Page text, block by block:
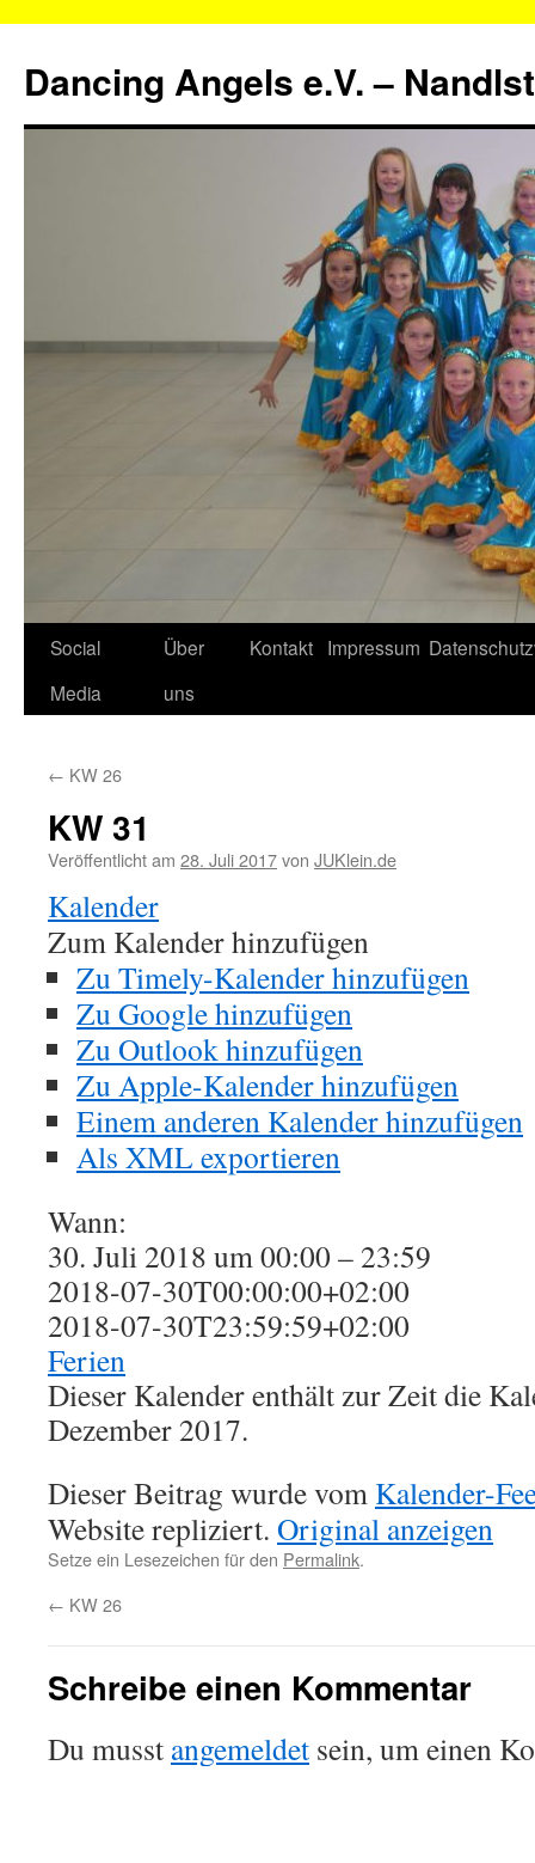
springen
Dancing Angels e.V. –
Social
Media
Über
uns
Kontakt Impressum
← KW 26
KW 31
Veröffentlicht am 28. Juli 2017von JUKlein.de
Kalender
Zum Kalender hinzufügen
Zu Timely-Kalender hinzufügen
Zu Google hinzufügen
Zu Outlook hinzufügen
Zu Apple-Kalender hinzufügen
Einem anderen Kalender hinzufügen
Als XML exportieren
Wann:
30. Juli 2018 um 00:00 – 23:59
2018-07-30T00:00:00+02:00
2018-07-30T23:59:59+02:00
Ferien
Dieser Kalender enthält zur Zeit die
Dezember 2017.
Dieser Beitrag wurde vom Kalender-
Website repliziert. Original anzeigen
Setze ein Lesezeichen für den Permalink.
← KW 26
Schreibe einen Kommentar
Du musst angemeldet sein, um einen